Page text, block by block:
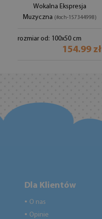
Wokalna Ekspresja
Muzyczna (#och-157344998)
rozmiar od: 100x50 cm
154.99 zł
Dla Klientów
● O nas
● Opinie